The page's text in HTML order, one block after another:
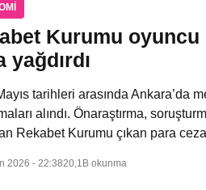
Kurumu
yağdırdı
tarihleri arasında Ankara’da
alındı. Önaraştırma,
Rekabet Kurumu çıkan para
2026 - 22:3820,1B okunma